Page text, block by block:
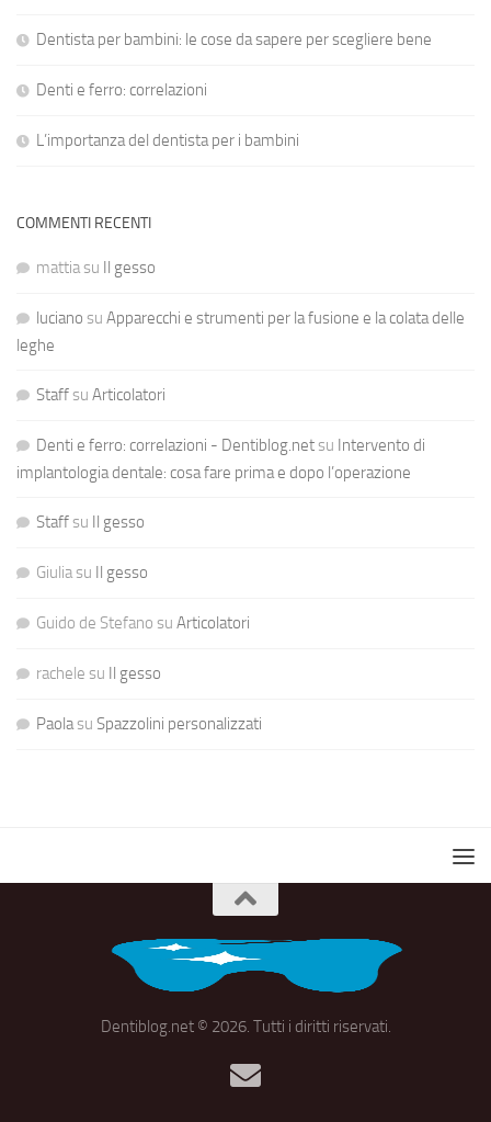
Dentista per bambini: le cose da sapere per scegliere bene
Denti e ferro: correlazioni
L’importanza del dentista per i bambini
COMMENTI RECENTI
mattiasu Il gesso
luciano su Apparecchi e strumenti per la fusione e la colata delle
leghe
Staffsu Articolatori
Denti e ferro: correlazioni - Dentiblog.netsu Intervento di
implantologia dentale: cosa fare prima e dopo l’operazione
Staffsu Il gesso
Giuliasu Il gesso
Guido de Stefano su Articolatori
rachele su Il gesso
Paolasu Spazzolini personalizzati
Dentiblog.net © 2026. Tutti i diritti riservati.